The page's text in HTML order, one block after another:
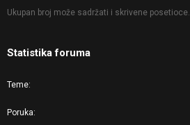
Ukupan broj može sadržati i skrivene posetioce.
Statistika foruma
Teme
Poruka